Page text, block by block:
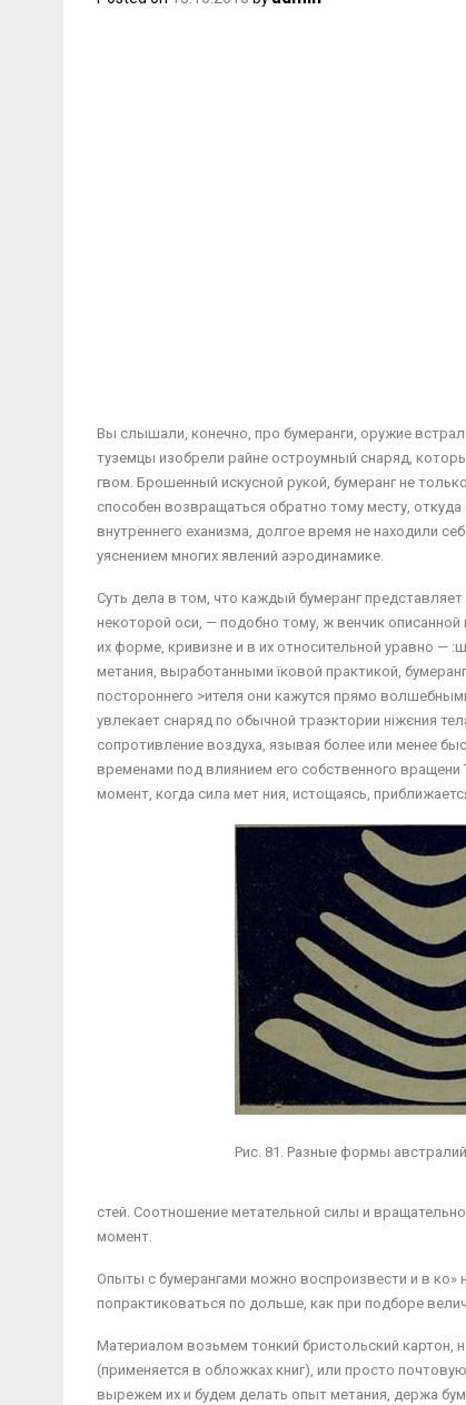
Вы слышали, конечно, про бумеранги, оружие
туземцы изобрели райне остроумный снаряд,
гвом. Брошенный искусной рукой, бумеранг не
способен возвращаться обратно тому месту,
внутреннего еханизма, долгое время не находили
уяснением многих явлений аэродинамике.
Суть дела в том, что каждый бумеранг
некоторой оси, — подобно тому, ж венчик
их форме, кривизне и в их относительной уравно —
метания, выработанными їковой практикой,
постороннего >ителя они кажутся прямо
увлекает снаряд по обычной траэктории ніжєния
сопротивление воздуха, язывая более или менее
временами под влиянием его собственного
момент, когда сила мет ния, истощаясь,
Рис. 81. Разные формы
стей. Соотношение метательной силы и
момент.
Опыты с бумерангами можно воспроизвести и в ко»
попрактиковаться по дольше, как при подборе
Материалом возьмем тонкий бристольский картон,
(применяется в обложках книг), или просто
вы­режем их и будем делать опыт метания, держа